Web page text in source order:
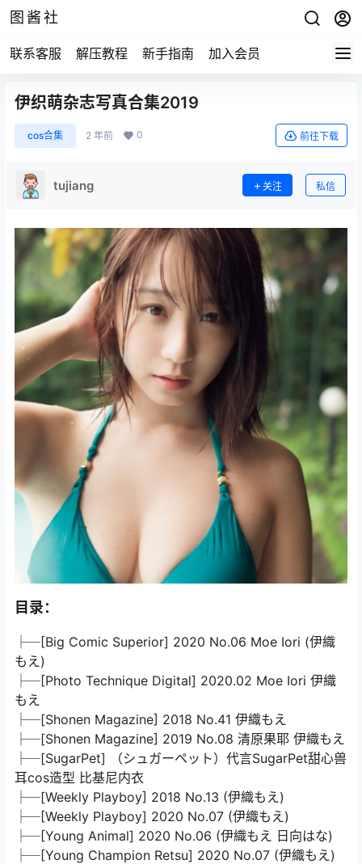
图酱社
联系客服 解压教程 新手指南 加入会员
伊织萌杂志写真合集2019
cos合集 2 年前 0 前往下载
tujiang 关注 私信
目录：
├─[Big Comic Superior] 2020 No.06 Moe Iori (伊織
もえ)
├─[Photo Technique Digital] 2020.02 Moe Iori 伊織
もえ
├─[Shonen Magazine] 2018 No.41 伊織もえ
├─[Shonen Magazine] 2019 No.08 清原果耶 伊織もえ
├─[SugarPet] （シュガーペット）代言SugarPet甜心兽
耳cos造型 比基尼内衣
├─[Weekly Playboy] 2018 No.13 (伊織もえ)
├─[Weekly Playboy] 2020 No.07 (伊織もえ)
├─[Young Animal] 2020 No.06 (伊織もえ 日向はな)
├─[Young Champion Retsu] 2020 No.07 (伊織もえ)